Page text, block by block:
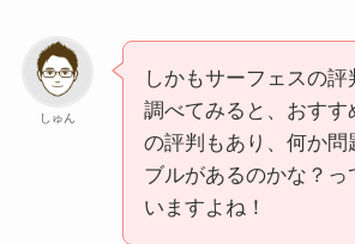
しゅん
しかもサーフェスの評
調べてみると、おすす
の評判もあり、何か問
ブルがあるのかな？っ
いますよね！